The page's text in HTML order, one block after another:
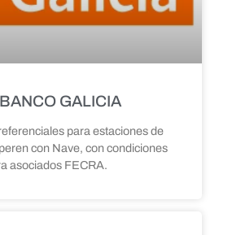
GALICIA
para estaciones de
con Nave, con condiciones
asociados FECRA.